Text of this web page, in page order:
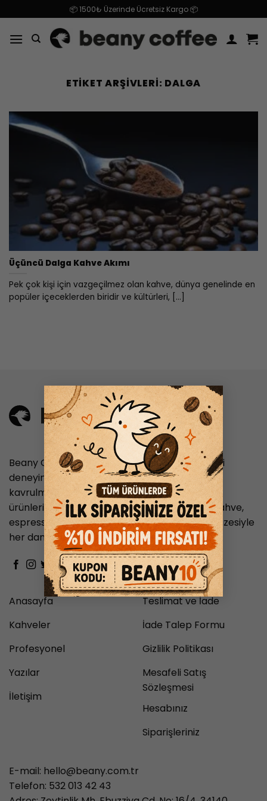
×
atla
📦 1500₺ Üzerinde Ücretsiz Kargo 📦
ETIKET ARŞIVLERI: DALGA
Üçüncü Dalga Kahve Akımı
Pek çok kişi için vazgeçilmez olan kahve, dünya genelinde en
popüler içeceklerden biridir ve kültürleri, [...]
Beany Coffee, nitelikli kahve tutkunlarına en iyi
deneyimi sunmayı hedefleyen, taze ve özenle
kavrulmuş kahve çekirdekleriyle hazırlanan
ürünleriyle hizmet veren bir markadır. Filtre kahve,
espresso ve Türk kahvesi gibi geniş ürün yelpazesiyle
her damak zevkine hitap eder.
Anasayfa
Kahveler
Profesyonel
Yazılar
İletişim
Teslimat ve İade
İade Talep Formu
Gizlilik Politikası
Mesafeli Satış
Sözleşmesi
Hesabınız
Siparişleriniz
E-mail: hello@beany.com.tr
Telefon: 532 013 42 43